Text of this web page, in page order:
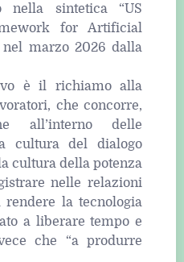
nella sintetica “US
for Artificial
marzo 2026 dalla
è il richiamo alla
che concorre,
all’interno delle
cultura del dialogo
cultura della potenza
nelle relazioni
la tecnologia
a liberare tempo e
che “a produrre